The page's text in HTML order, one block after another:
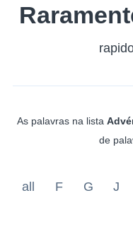
As palavras na lista
de
all F G J